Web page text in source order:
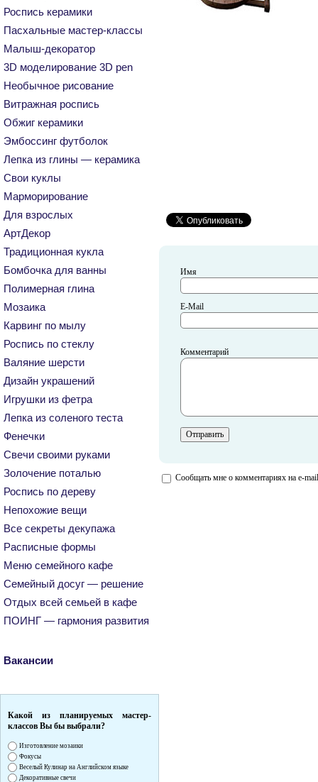
Роспись керамики
Пасхальные мастер-классы
Малыш-декоратор
3D моделирование 3D pen
Необычное рисование
Витражная роспись
Обжиг керамики
Эмбоссинг футболок
Лепка из глины — керамика
Свои куклы
Марморирование
Для взрослых
АртДекор
Традиционная кукла
Бомбочка для ванны
Полимерная глина
Мозаика
Карвинг по мылу
Роспись по стеклу
Валяние шерсти
Дизайн украшений
Игрушки из фетра
Лепка из соленого теста
Фенечки
Свечи своими руками
Золочение поталью
Роспись по дереву
Непохожие вещи
Все секреты декупажа
Расписные формы
Меню семейного кафе
Семейный досуг — решение
Отдых всей семьей в кафе
ПОИНГ — гармония развития
Вакансии
Какой из планируемых мастер-
классов Вы бы выбрали?
Изготовление мозаики
Фокусы
Веселый Кулинар на Английском языке
Декоративные свечи
Имя
E-Mail
Комментарий
Сообщать мне о комментариях на e-mail